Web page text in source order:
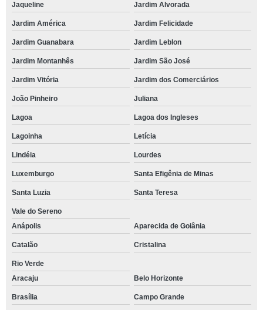
Jaqueline Jardim Alvorada
Jardim América Jardim Felicidade
Jardim Guanabara Jardim Leblon
Jardim Montanhês Jardim São José
Jardim Vitória Jardim dos Comerciários
João Pinheiro Juliana
Lagoa Lagoa dos Ingleses
Lagoinha Letícia
Lindéia Lourdes
Luxemburgo Santa Efigênia de Minas
Santa Luzia Santa Teresa
Vale do Sereno
Anápolis
Aparecida de Goiânia
Catalão Cristalina
Rio Verde
Aracaju
Belo Horizonte
Brasília Campo Grande